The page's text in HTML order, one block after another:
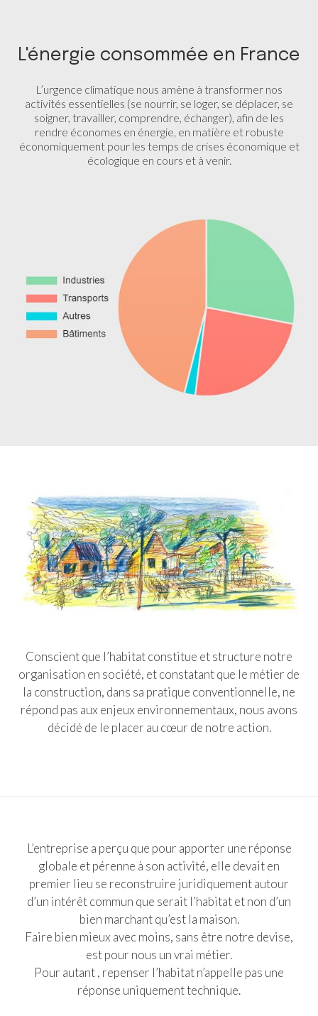
L'énergie consommée en France
L’urgence climatique nous amène à transformer nos
activités essentielles (se nourrir, se loger, se déplacer, se
soigner, travailler, comprendre, échanger), afin de les
rendre économes en énergie, en matière et robuste
économiquement pour les temps de crises économique et
écologique en cours et à venir.
Conscient que l’habitat constitue et structure notre
organisation en société, et constatant que le métier de
la construction, dans sa pratique conventionnelle, ne
répond pas aux enjeux environnementaux, nous avons
décidé de le placer au cœur de notre action.
L’entreprise a perçu que pour apporter une réponse
globale et pérenne à son activité, elle devait en
premier lieu se reconstruire juridiquement autour
d’un intérêt commun que serait l’habitat et non d’un
bien marchant qu’est la maison.
Faire bien mieux avec moins, sans être notre devise,
est pour nous un vrai métier.
Pour autant , repenser l’habitat n’appelle pas une
réponse uniquement technique.